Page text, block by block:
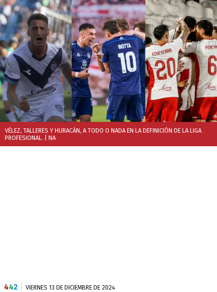
VÉLEZ, TALLERES Y HURACÁN, A TODO O NADA EN LA DEFINICIÓN DE LA LIGA
PROFESIONAL. | NA
442 VIERNES 13 DE DICIEMBRE DE 2024